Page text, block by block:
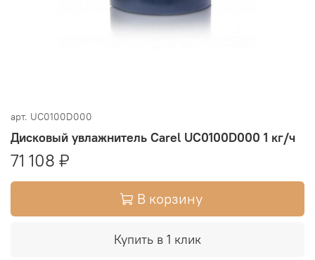
арт. UC0100D000
Дисковый увлажнитель Carel UC0100D000 1 кг/ч
71 108 ₽
В корзину
Купить в 1 клик